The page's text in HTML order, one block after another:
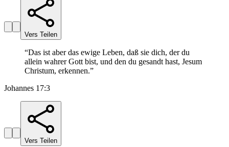
Vers Teilen
“Das ist aber das ewige Leben, daß sie dich, der du
allein wahrer Gott bist, und den du gesandt hast, Jesum
Christum, erkennen.”
Johannes 17:3
Vers Teilen